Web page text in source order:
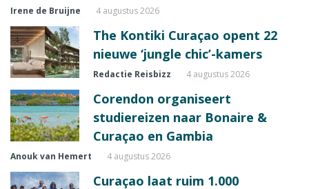
Irene de Bruijne 4 augustus 2026
The Kontiki Curaçao opent 22
nieuwe ‘jungle chic’-kamers
Redactie Reisbizz 4 augustus 2026
Corendon organiseert
studiereizen naar Bonaire &
Curaçao en Gambia
Anouk van Hemert 4 augustus 2026
Curaçao laat ruim 1.000